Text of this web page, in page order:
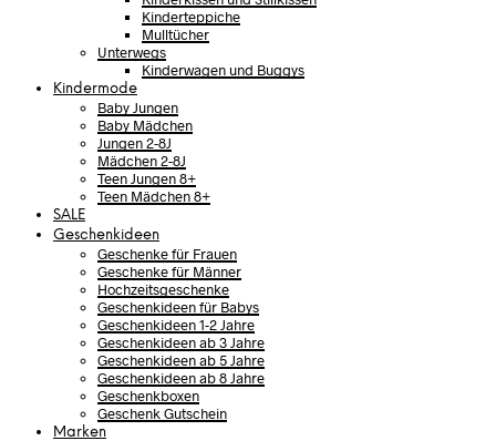
Kinderteppiche
Mulltücher
Unterwegs
Kinderwagen und Buggys
Kindermode
Baby Jungen
Baby Mädchen
Jungen 2-8J
Mädchen 2-8J
Teen Jungen 8+
Teen Mädchen 8+
SALE
Geschenkideen
Geschenke für Frauen
Geschenke für Männer
Hochzeitsgeschenke
Geschenkideen für Babys
Geschenkideen 1-2 Jahre
Geschenkideen ab 3 Jahre
Geschenkideen ab 5 Jahre
Geschenkideen ab 8 Jahre
Geschenkboxen
Geschenk Gutschein
Marken